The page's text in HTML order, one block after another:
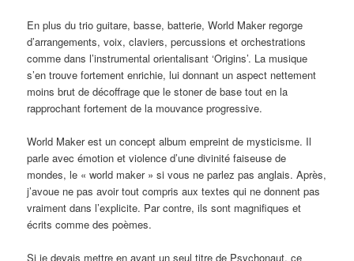
En plus du trio guitare, basse, batterie, World Maker regorge
d’arrangements, voix, claviers, percussions et orchestrations
comme dans l’instrumental orientalisant ‘Origins’. La musique
s’en trouve fortement enrichie, lui donnant un aspect nettement
moins brut de décoffrage que le stoner de base tout en la
rapprochant fortement de la mouvance progressive.
World Maker est un concept album empreint de mysticisme. Il
parle avec émotion et violence d’une divinité faiseuse de
mondes, le « world maker » si vous ne parlez pas anglais. Après,
j’avoue ne pas avoir tout compris aux textes qui ne donnent pas
vraiment dans l’explicite. Par contre, ils sont magnifiques et
écrits comme des poèmes.
Si je devais mettre en avant un seul titre de Psychonaut, ce